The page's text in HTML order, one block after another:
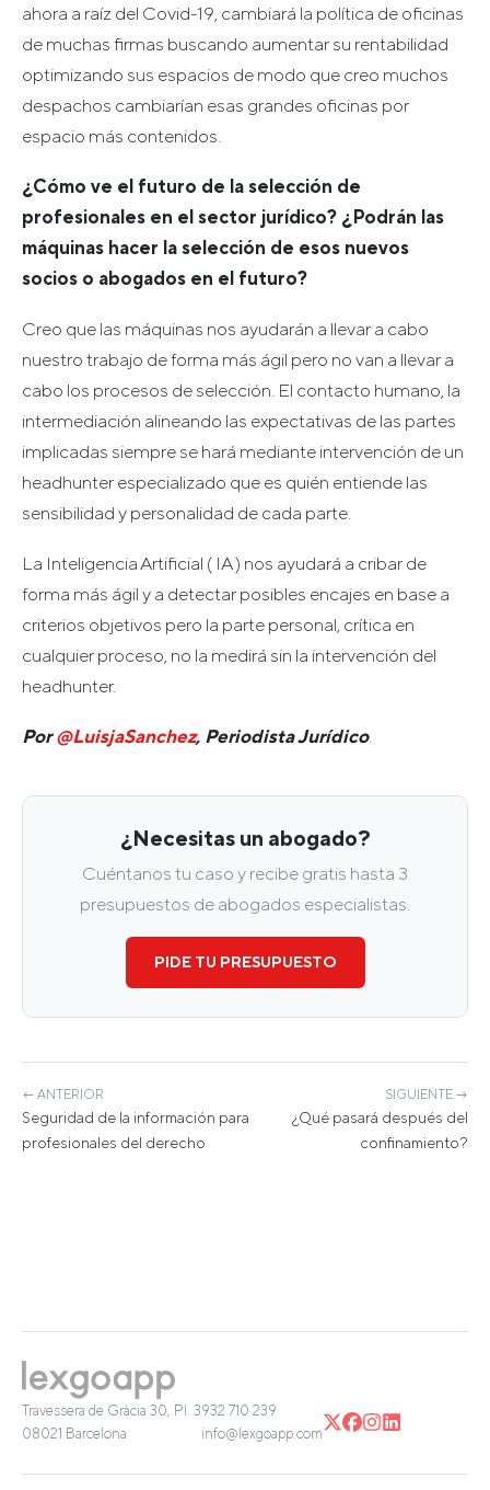
ahora a raíz del Covid-19, cambiará la política de oficinas
de muchas firmas buscando aumentar su rentabilidad
optimizando sus espacios de modo que creo muchos
despachos cambiarían esas grandes oficinas por
espacio más contenidos.
¿Cómo ve el futuro de la selección de
profesionales en el sector jurídico? ¿Podrán las
máquinas hacer la selección de esos nuevos
socios o abogados en el futuro?
Creo que las máquinas nos ayudarán a llevar a cabo
nuestro trabajo de forma más ágil pero no van a llevar a
cabo los procesos de selección. El contacto humano, la
intermediación alineando las expectativas de las partes
implicadas siempre se hará mediante intervención de un
headhunter especializado que es quién entiende las
sensibilidad y personalidad de cada parte.
La Inteligencia Artificial ( IA ) nos ayudará a cribar de
forma más ágil y a detectar posibles encajes en base a
criterios objetivos pero la parte personal, crítica en
cualquier proceso, no la medirá sin la intervención del
headhunter.
Por@LuisjaSanchez, Periodista Jurídico.
¿Necesitas un abogado?
Cuéntanos tu caso y recibe gratis hasta 3
presupuestos de abogados especialistas.
PIDE TU PRESUPUESTO
← ANTERIOR
Seguridad de la información para
profesionales del derecho
SIGUIENTE →
¿Qué pasará después del
confinamiento?
Travessera de Gràcia 30, Pl. 3
08021 Barcelona
932 710 239
info@lexgoapp.com